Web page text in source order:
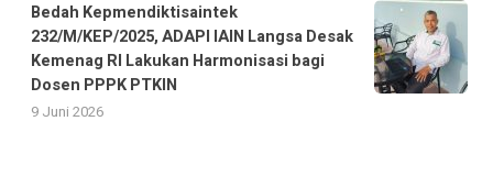
Bedah Kepmendiktisaintek
232/M/KEP/2025, ADAPI IAIN Langsa Desak
Kemenag RI Lakukan Harmonisasi bagi
Dosen PPPK PTKIN
9 Juni 2026